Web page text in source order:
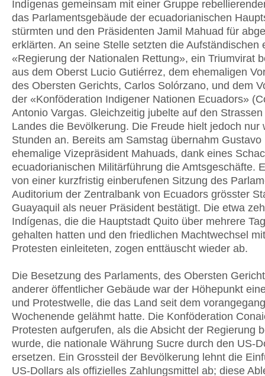
Indígenas gemeinsam mit einer Gruppe
das Parlamentsgebäude der ecuadorianischen
stürmten und den Präsidenten Jamil Mahuad für
erklärten. An seine Stelle setzten die Aufständischen
«Regierung der Nationalen Rettung», ein Triumvirat
aus dem Oberst Lucio Gutiérrez, dem ehemaligen
des Obersten Gerichts, Carlos Solórzano, und dem
der «Konföderation Indigener Nationen Ecuadors»
Antonio Vargas. Gleichzeitig jubelte auf den Strassen
Landes die Bevölkerung. Die Freude hielt jedoch nur
Stunden an. Bereits am Samstag übernahm Gustavo
ehemalige Vizepräsident Mahuads, dank eines
ecuadorianischen Militärführung die Amtsgeschäfte.
von einer kurzfristig einberufenen Sitzung des
Auditorium der Zentralbank von Ecuadors grösster
Guayaquil als neuer Präsident bestätigt. Die etwa
Indígenas, die die Hauptstadt Quito über mehrere
gehalten hatten und den friedlichen Machtwechsel
Protesten einleiteten, zogen enttäuscht wieder ab.
Die Besetzung des Parlaments, des Obersten
anderer öffentlicher Gebäude war der Höhepunkt
und Protestwelle, die das Land seit dem
Wochenende gelähmt hatte. Die Konföderation
Protesten aufgerufen, als die Absicht der Regierung
wurde, die nationale Währung Sucre durch den US-
ersetzen. Ein Grossteil der Bevölkerung lehnt die
US-Dollars als offizielles Zahlungsmittel ab; diese